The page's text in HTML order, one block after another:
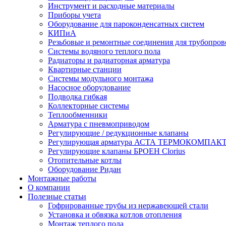
Инструмент и расходные материалы
Приборы учета
Оборудование для пароконденсатных систем
КИПиА
Резьбовые и ремонтные соединения для
Системы водяного теплого пола
Радиаторы и радиаторная арматура
Квартирные станции
Системы модульного монтажа
Насосное оборудование
Подводка гибкая
Коллекторные системы
Теплообменники
Арматура с пневмоприводом
Регулирующие / редукционные клапаны
Регулирующая арматура АСТА
Регулирующие клапаны БРОЕН Clorius
Отопительные котлы
Оборудование Ридан
Монтажные работы
О компании
Полезные статьи
Гофрированные трубы из нержавеющей стали
Установка и обвязка котлов отопления
Монтаж теплого пола